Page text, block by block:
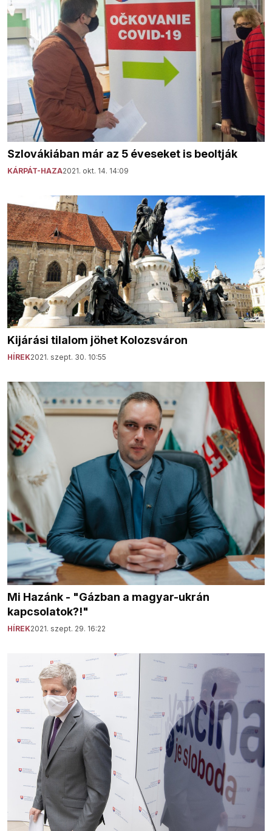
Szlovákiában már az 5 éveseket is beoltják
KÁRPÁT-HAZA2021. okt. 14. 14:09
Kijárási tilalom jöhet Kolozsváron
HÍREK2021. szept. 30. 10:55
Mi Hazánk - "Gázban a magyar-ukrán
kapcsolatok?!"
HÍREK2021. szept. 29. 16:22